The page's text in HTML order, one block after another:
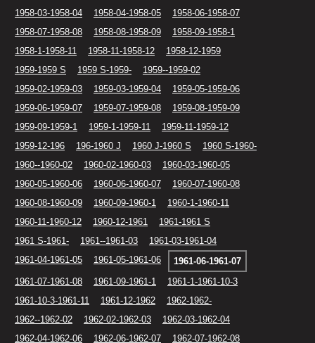
1958-03-1958-04
1958-04-1958-05
1958-06-1958-07
1958-07-1958-08
1958-08-1958-09
1958-09-1958-1
1958-1-1958-11
1958-11-1958-12
1958-12-1959
1959-1959 S
1959 S-1959-
1959--1959-02
1959-02-1959-03
1959-03-1959-04
1959-05-1959-06
1959-06-1959-07
1959-07-1959-08
1959-08-1959-09
1959-09-1959-1
1959-1-1959-11
1959-11-1959-12
1959-12-196
196-1960 J 1960 J-1960 S
1960 S-1960-
1960--1960-02
1960-02-1960-03
1960-03-1960-05
1960-05-1960-06
1960-06-1960-07
1960-07-1960-08
1960-08-1960-09
1960-09-1960-1
1960-1-1960-11
1960-11-1960-12
1960-12-1961
1961-1961 S
1961 S-1961-
1961--1961-03
1961-03-1961-04
1961-04-1961-05
1961-05-1961-06
1961-06-1961-07
1961-07-1961-08
1961-09-1961-1
1961-1-1961-10-3
1961-10-3-1961-11
1961-12-1962
1962-1962-
1962--1962-02
1962-02-1962-03
1962-03-1962-04
1962-04-1962-06
1962-06-1962-07
1962-07-1962-08